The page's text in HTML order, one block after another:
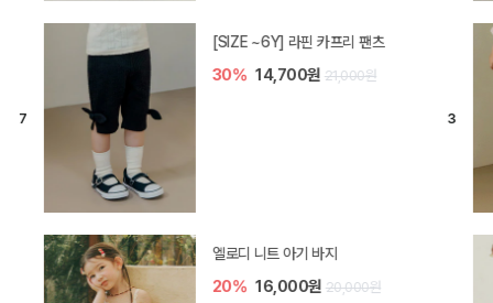
[SIZE ~6Y] 라핀 카프리 팬츠
30% 14,700원 21,000원
엘로디 니트 아기 바지
20% 16,000원 20,000원